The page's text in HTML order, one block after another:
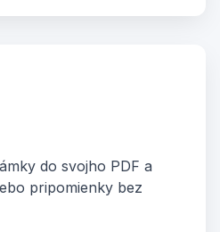
do svojho PDF a
pripomienky bez